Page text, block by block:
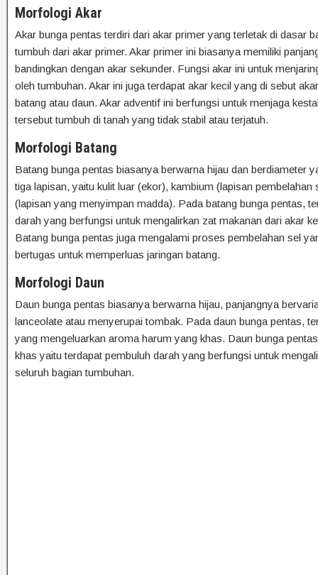
Morfologi Akar
Akar bunga pentas terdiri dari akar primer yang terletak di dasar
tumbuh dari akar primer. Akar primer ini biasanya memiliki
bandingkan dengan akar sekunder. Fungsi akar ini untuk
oleh tumbuhan. Akar ini juga terdapat akar kecil yang di sebut
batang atau daun. Akar adventif ini berfungsi untuk menjaga
tersebut tumbuh di tanah yang tidak stabil atau terjatuh.
Morfologi Batang
Batang bunga pentas biasanya berwarna hijau dan berdiameter
tiga lapisan, yaitu kulit luar (ekor), kambium (lapisan pembelahan
(lapisan yang menyimpan madda). Pada batang bunga pentas,
darah yang berfungsi untuk mengalirkan zat makanan dari akar
Batang bunga pentas juga mengalami proses pembelahan sel
bertugas untuk memperluas jaringan batang.
Morfologi Daun
Daun bunga pentas biasanya berwarna hijau, panjangnya
lanceolate atau menyerupai tombak. Pada daun bunga pentas,
yang mengeluarkan aroma harum yang khas. Daun bunga
khas yaitu terdapat pembuluh darah yang berfungsi untuk
seluruh bagian tumbuhan.